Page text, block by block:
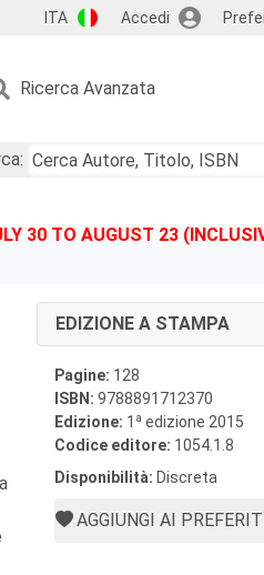
ITA Accedi
Ricerca Avanzata
30 TO AUGUST 23
EDIZIONE A STAMPA
Pagine: 128
ISBN: 9788891712370
Edizione: 1 a edizione 2015
Codice editore: 1054.1.8
Disponibilità: Discreta
AGGIUNGI AI